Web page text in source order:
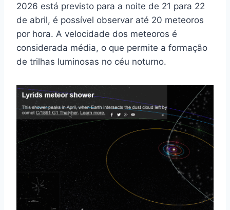
2026 está previsto para a noite de 21 para 22
de abril, é possível observar até 20 meteoros
por hora. A velocidade dos meteoros é
considerada média, o que permite a formação
de trilhas luminosas no céu noturno.